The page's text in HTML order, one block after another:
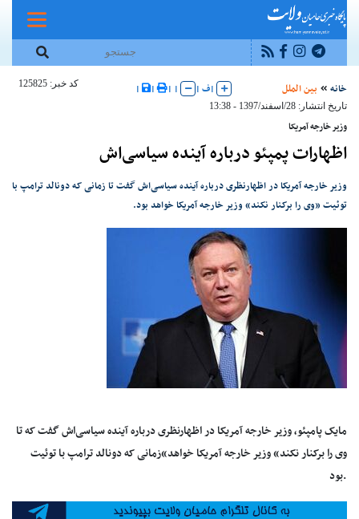
خانه بین الملل |ف |
|
|
|
|
کد خبر: 125825
تاریخ انتشار: 28/اسفند/1397 - 13:38
وزیر خارجه آمریکا
اظهارات پمپئو درباره آینده سیاسی‌اش
وزیر خارجه آمریکا در اظهارنظری درباره آینده سیاسی‌اش گفت تا زمانی که دونالد ترامپ با
توئیت «وی را برکنار نکند» وزیر خارجه آمریکا خواهد بود.
مایک پامپئو، وزیر خارجه آمریکا در اظهارنظری درباره آینده سیاسی‌اش گفت که تا
زمانی که دونالد ترامپ با توئیت«وی را برکنار نکند» وزیر خارجه آمریکا خواهد
بود.